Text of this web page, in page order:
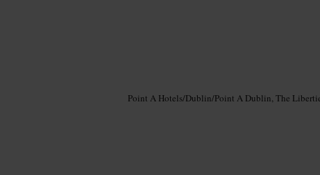
Point A Hotels/Dublin/Point A Dublin, The